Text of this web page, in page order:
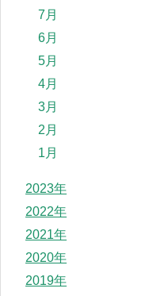
7月
6月
5月
4月
3月
2月
1月
2023年
2022年
2021年
2020年
2019年